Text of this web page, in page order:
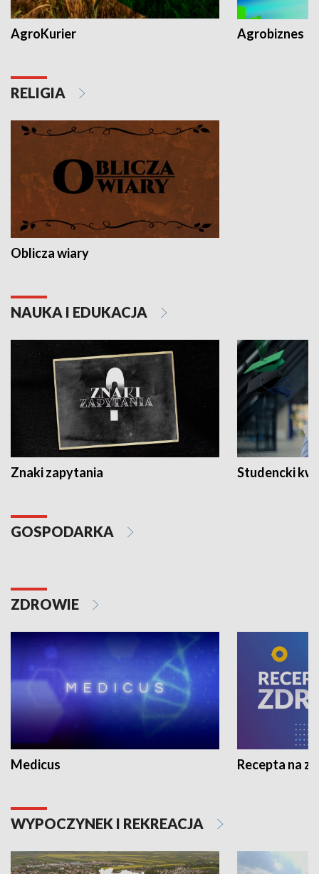
AgroKurier Agrobiznes
RELIGIA
Oblicza wiary
NAUKA I EDUKACJA
Znaki zapytania Studencki
GOSPODARKA
ZDROWIE
Medicus Recepta na
WYPOCZYNEK I REKREACJA